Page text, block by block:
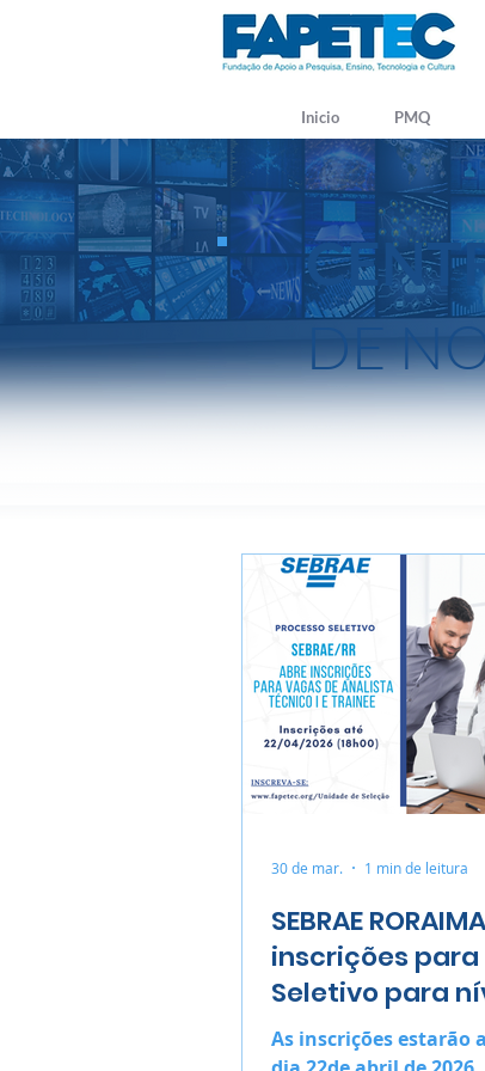
Inicio PMQ
DE
SEBRAE
inscrições para
Seletivo para
superior
As inscrições estarão
30 de mar. 1 min de leitura